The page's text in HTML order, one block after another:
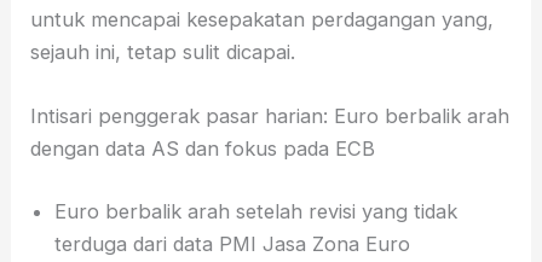
untuk mencapai kesepakatan perdagangan yang,
sejauh ini, tetap sulit dicapai.
Intisari penggerak pasar harian: Euro berbalik arah
dengan data AS dan fokus pada ECB
Euro berbalik arah setelah revisi yang tidak
terduga dari data PMI Jasa Zona Euro